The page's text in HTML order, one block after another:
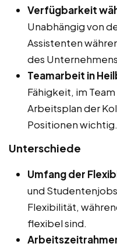
Verfügbarkeit
Unabhängig von
Assistenten
des
Teamarbeit in
Fähigkeit, im
Arbeitsplan der
Positionen wichtig.
Unterschiede
Umfang der
und
Flexibilität,
flexibel sind.